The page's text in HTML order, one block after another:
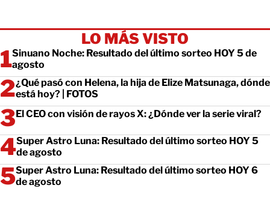
LO MÁS VISTO
Sinuano Noche: Resultado del último sorteo HOY 5 de
agosto
¿Qué pasó con Helena, la hija de Elize Matsunaga, dónde
está hoy? | FOTOS
El CEO con visión de rayos X: ¿Dónde ver la serie viral?
Super Astro Luna: Resultado del último sorteo HOY 5
de agosto
Super Astro Luna: Resultado del último sorteo HOY 6
de agosto